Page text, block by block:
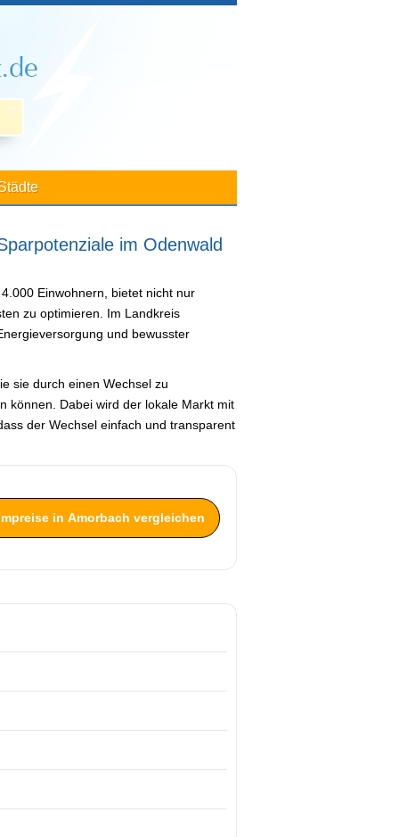
im Odenwald
Einwohnern, bietet nicht nur
zu optimieren. Im Landkreis
und bewusster
sie durch einen Wechsel zu
können. Dabei wird der lokale Markt mit
der Wechsel einfach und transparent
in Amorbach vergleichen